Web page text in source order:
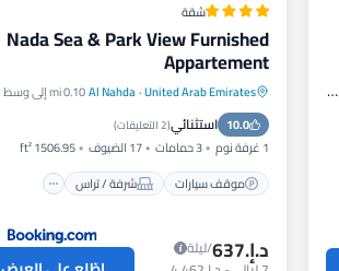
شقة
Nada Sea & Park View Furnished
Appartement
United Arab Emirates
·
Al Nahda0.10 mi إلى وسط المدينة
10.0 استثنائي(2 التعليقات )
1 غرفة نوم 3 حمامات 17 الضيوف
1506.95 ft²
موقف سيارات
شرفة / تراس
موقف سيارات
شرفة / تراس
مكيف هواء
إنترنت
د.إ.‏637
/ليلة